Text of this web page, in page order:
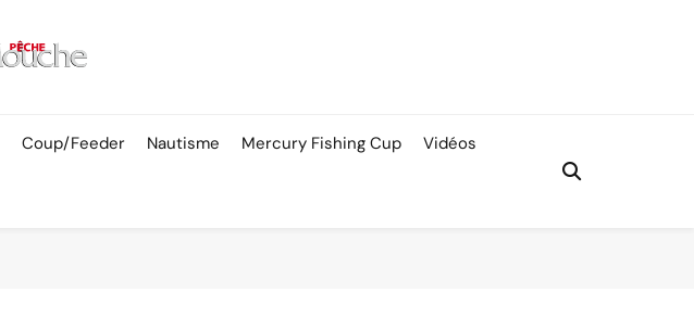
Coup/Feeder Nautisme Mercury Fishing Cup Vidéos